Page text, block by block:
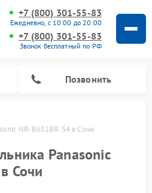
+7 (800) 301-55-83
Ежедневно, с 10:00 до 20:00
+7 (800) 301-55-83
Звонок бесплатный по РФ
Позвонить
NR-B651BR-S4 в Сочи
Panasonic
Сочи